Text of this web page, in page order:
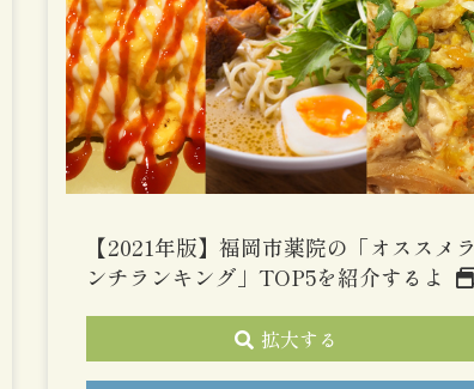
【2021年版】福岡市薬院の「オススメラ
ンチランキング」TOP5を紹介するよ
拡大する